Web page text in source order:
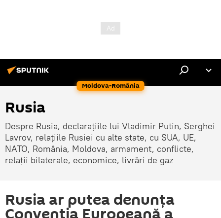
Moldova-România
Rusia
Despre Rusia, declarațiile lui Vladimir Putin, Serghei
Lavrov, relațiile Rusiei cu alte state, cu SUA, UE,
NATO, România, Moldova, armament, conflicte,
relații bilaterale, economice, livrări de gaz
Rusia ar putea denunța